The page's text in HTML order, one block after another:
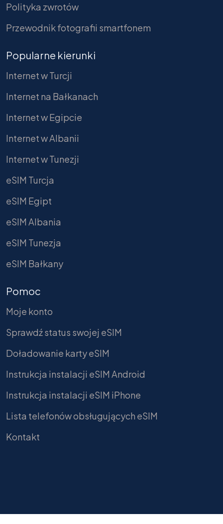
Polityka zwrotów
Przewodnik fotografii smartfonem
Popularne kierunki
Internet w Turcji
Internet na Bałkanach
Internet w Egipcie
Internet w Albanii
Internet w Tunezji
eSIM Turcja
eSIM Egipt
eSIM Albania
eSIM Tunezja
eSIM Bałkany
Pomoc
Moje konto
Sprawdź status swojej eSIM
Doładowanie karty eSIM
Instrukcja instalacji eSIM Android
Instrukcja instalacji eSIM iPhone
Lista telefonów obsługujących eSIM
Kontakt